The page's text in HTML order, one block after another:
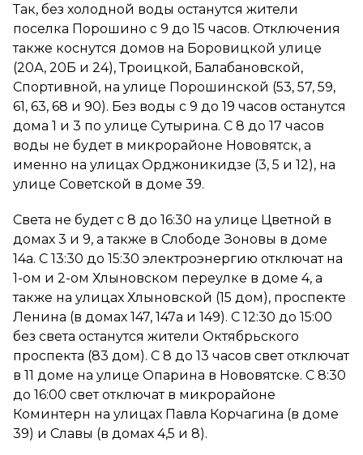
Так, без холодной воды останутся жители
поселка Порошино с 9 до 15 часов. Отключения
также коснутся домов на Боровицкой улице
(20А, 20Б и 24), Троицкой, Балабановской,
Спортивной, на улице Порошинской (53, 57, 59,
61, 63, 68 и 90). Без воды с 9 до 19 часов останутся
дома 1 и 3 по улице Сутырина. С 8 до 17 часов
воды не будет в микрорайоне Нововятск, а
именно на улицах Орджоникидзе (3, 5 и 12), на
улице Советской в доме 39.
Света не будет с 8 до 16:30 на улице Цветной в
домах 3 и 9, а также в Слободе Зоновы в доме
14а. С 13:30 до 15:30 электроэнергию отключат на
1-ом и 2-ом Хлыновском переулке в доме 4, а
также на улицах Хлыновской (15 дом), проспекте
Ленина (в домах 147, 147а и 149). С 12:30 до 15:00
без света останутся жители Октябрьского
проспекта (83 дом). С 8 до 13 часов свет отключат
в 11 доме на улице Опарина в Нововятске. С 8:30
до 16:00 свет отключат в микрорайоне
Коминтерн на улицах Павла Корчагина (в доме
39) и Славы (в домах 4,5 и 8).